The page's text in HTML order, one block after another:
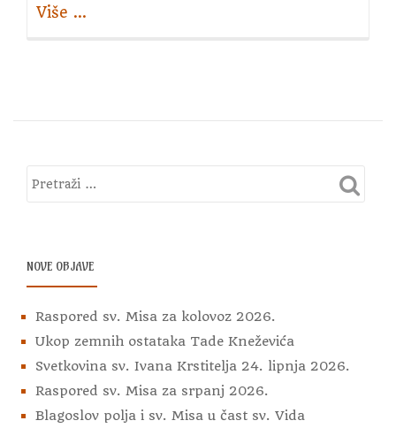
Više about
…
NOVE OBJAVE
Raspored sv. Misa za kolovoz 2026.
Ukop zemnih ostataka Tade Kneževića
Svetkovina sv. Ivana Krstitelja 24. lipnja 2026.
Raspored sv. Misa za srpanj 2026.
Blagoslov polja i sv. Misa u čast sv. Vida